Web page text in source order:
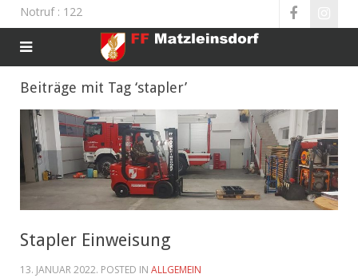
Notruf: 122
Beiträge mit Tag ‘stapler’
Stapler Einweisung
13. JANUAR 2022. POSTED IN ALLGEMEIN